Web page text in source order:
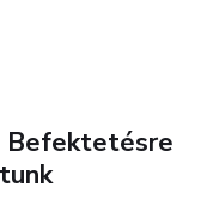
Befektetésre